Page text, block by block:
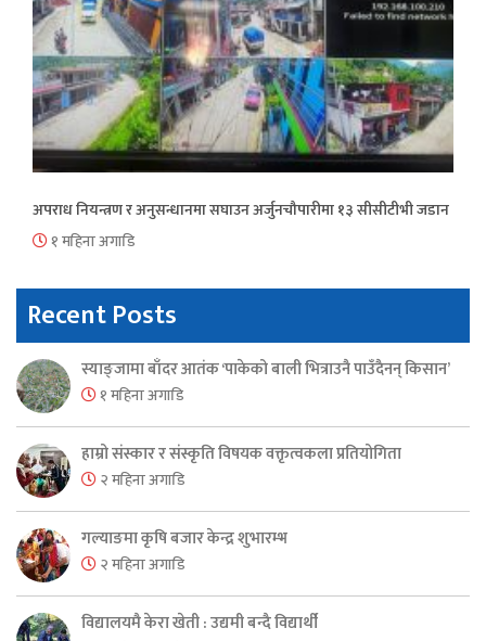
अपराध नियन्त्रण र अनुसन्धानमा सघाउन अर्जुनचौपारीमा १३ सीसीटीभी जडान
१ महिना अगाडि
Recent Posts
स्याङ्जामा बाँदर आतंक ‘पाकेको बाली भित्राउनै पाउँदैनन् किसान’
१ महिना अगाडि
हाम्रो संस्कार र संस्कृति विषयक वक्तृत्वकला प्रतियोगिता
२ महिना अगाडि
गल्याङमा कृषि बजार केन्द्र शुभारम्भ
२ महिना अगाडि
विद्यालयमै केरा खेती : उद्यमी बन्दै विद्यार्थी